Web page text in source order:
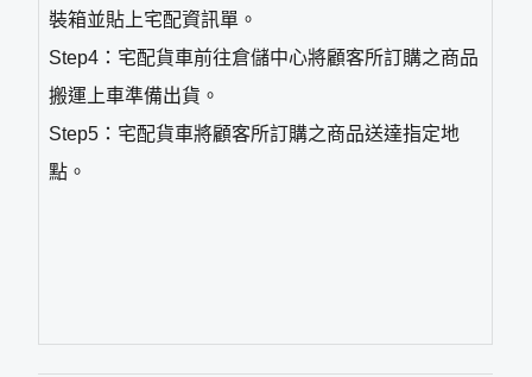
裝箱並貼上宅配資訊單。
Step4：宅配貨車前往倉儲中心將顧客所訂購之商品
搬運上車準備出貨。
Step5：宅配貨車將顧客所訂購之商品送達指定地
點。